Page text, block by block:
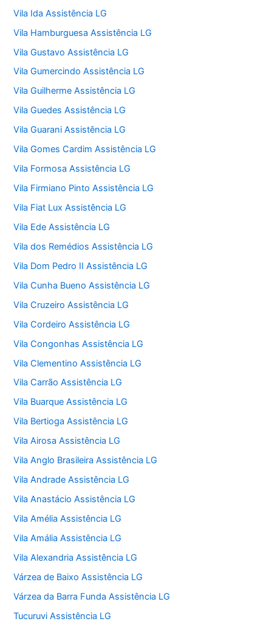
Vila Ida Assistência LG
Vila Hamburguesa Assistência LG
Vila Gustavo Assistência LG
Vila Gumercindo Assistência LG
Vila Guilherme Assistência LG
Vila Guedes Assistência LG
Vila Guarani Assistência LG
Vila Gomes Cardim Assistência LG
Vila Formosa Assistência LG
Vila Firmiano Pinto Assistência LG
Vila Fiat Lux Assistência LG
Vila Ede Assistência LG
Vila dos Remédios Assistência LG
Vila Dom Pedro II Assistência LG
Vila Cunha Bueno Assistência LG
Vila Cruzeiro Assistência LG
Vila Cordeiro Assistência LG
Vila Congonhas Assistência LG
Vila Clementino Assistência LG
Vila Carrão Assistência LG
Vila Buarque Assistência LG
Vila Bertioga Assistência LG
Vila Airosa Assistência LG
Vila Anglo Brasileira Assistência LG
Vila Andrade Assistência LG
Vila Anastácio Assistência LG
Vila Amélia Assistência LG
Vila Amália Assistência LG
Vila Alexandria Assistência LG
Várzea de Baixo Assistência LG
Várzea da Barra Funda Assistência LG
Tucuruvi Assistência LG